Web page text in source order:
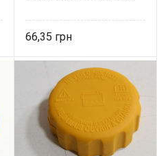
66,35